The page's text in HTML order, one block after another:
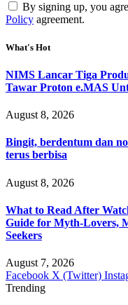
By signing up, you
Policy agreement.
What's Hot
NIMS Lancar Tiga
Tawar Proton e.MAS
August 8, 2026
Bingit, berdentum dan
terus berbisa
August 8, 2026
What to Read After
Guide for Myth-Lovers,
Seekers
August 7, 2026
Facebook X (Twitter)
Trending